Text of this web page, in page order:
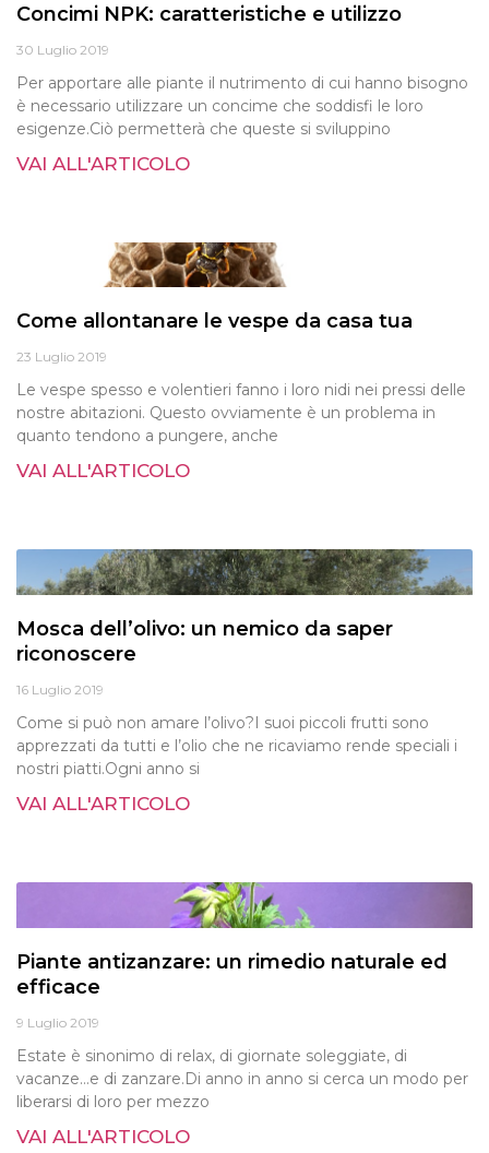
Concimi NPK: caratteristiche e utilizzo
30 Luglio 2019
Per apportare alle piante il nutrimento di cui hanno bisogno
è necessario utilizzare un concime che soddisfi le loro
esigenze.Ciò permetterà che queste si sviluppino
VAI ALL'ARTICOLO
Come allontanare le vespe da casa tua
23 Luglio 2019
Le vespe spesso e volentieri fanno i loro nidi nei pressi delle
nostre abitazioni. Questo ovviamente è un problema in
quanto tendono a pungere, anche
VAI ALL'ARTICOLO
Mosca dell’olivo: un nemico da saper
riconoscere
16 Luglio 2019
Come si può non amare l’olivo?I suoi piccoli frutti sono
apprezzati da tutti e l’olio che ne ricaviamo rende speciali i
nostri piatti.Ogni anno si
VAI ALL'ARTICOLO
Piante antizanzare: un rimedio naturale ed
efficace
9 Luglio 2019
Estate è sinonimo di relax, di giornate soleggiate, di
vacanze…e di zanzare.Di anno in anno si cerca un modo per
liberarsi di loro per mezzo
VAI ALL'ARTICOLO